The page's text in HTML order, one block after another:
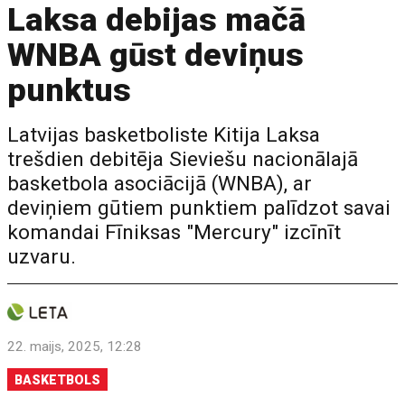
Laksa debijas mačā
WNBA gūst deviņus
punktus
Latvijas basketboliste Kitija Laksa
trešdien debitēja Sieviešu nacionālajā
basketbola asociācijā (WNBA), ar
deviņiem gūtiem punktiem palīdzot savai
komandai Fīniksas "Mercury" izcīnīt
uzvaru.
22. maijs, 2025, 12:28
BASKETBOLS